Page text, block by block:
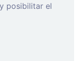
posibilitar el